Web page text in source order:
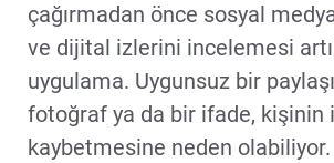
çağırmadan önce sosyal
ve dijital izlerini incelemesi
uygulama. Uygunsuz bir
fotoğraf ya da bir ifade, kişinin
kaybetmesine neden